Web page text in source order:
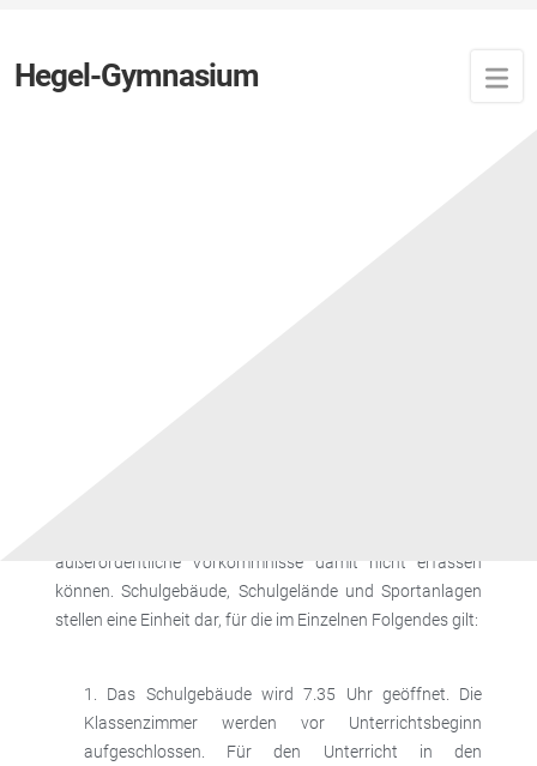
Hegel-Gymnasium
außerordentliche Vorkommnisse damit nicht erfassen
können. Schulgebäude, Schulgelände und Sportanlagen
stellen eine Einheit dar, für die im Einzelnen Folgendes gilt:
Das Schulgebäude wird 7.35 Uhr geöffnet. Die
Klassenzimmer werden vor Unterrichtsbeginn
aufgeschlossen. Für den Unterricht in den